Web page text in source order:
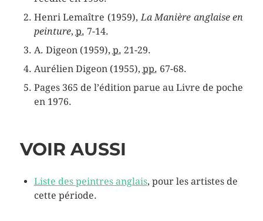
Henri Lemaître (1959), La Manière anglaise en
peinture, p. 7-14.
A. Digeon (1959), p. 21-29.
Aurélien Digeon (1955), pp. 67-68.
Pages 365 de l’édition parue au Livre de poche
en 1976.
VOIR AUSSI
Liste des peintres anglais, pour les artistes de
cette période.